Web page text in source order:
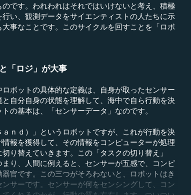
です。われわれはそれではいけないと考え、積極
い、観測データをサイエンティストの人たちに示
事なことです。このサイクルを回すことを「ロボ
「ロジ」が大事
ボットの具体的な定義は、自身が取ったセンサー
自分自身の状態を理解して、海中で自ら行動を決
の基本は、「センサーデータ」なのです。
ｎｄ）」というロボットですが、これが行動を決
報を獲得して、その情報をコンピューターが処理
り替えていきます。この「タスクの切り替え」
り、人間に例えると、センサーが五感で、コンピ
官です。この三つがそろわないと、ロボットはき
サーです。センサーが何をセンシングして、コン